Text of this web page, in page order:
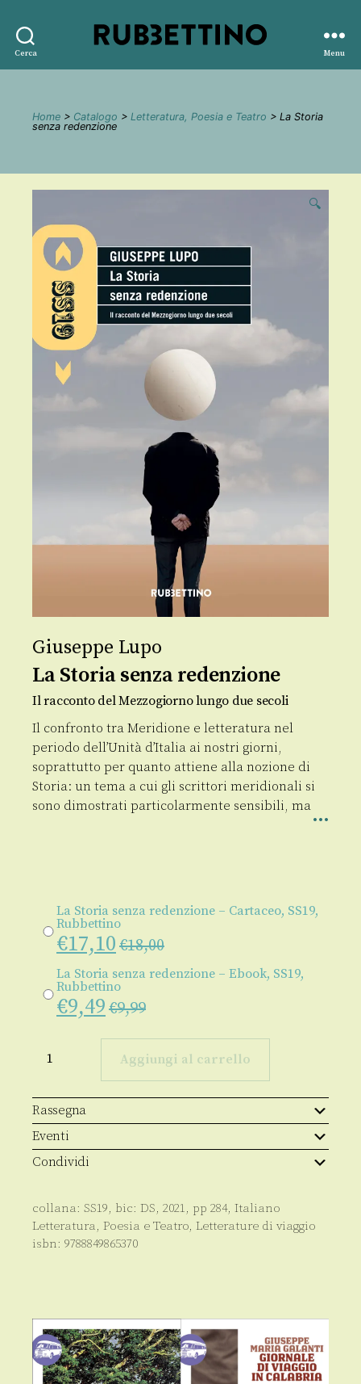
Cerca
editore
Menu
Home > Catalogo > Letteratura, Poesia e Teatro > La Storia
senza redenzione
🔍
Giuseppe Lupo
La Storia senza redenzione
Il racconto del Mezzogiorno lungo due secoli
Il confronto tra Meridione e letteratura nel
periodo dell’Unità d’Italia ai nostri giorni,
soprattutto per quanto attiene alla nozione di
Storia: un tema a cui gli scrittori meridionali si
sono dimostrati particolarmente sensibili, ma
La Storia senza redenzione – Cartaceo, SS19,
Rubbettino
€17,10 €18,00
La Storia senza redenzione – Ebook, SS19,
Rubbettino
€9,49 €9,99
Storia
quantità
Aggiungi al carrello
Rassegna
Eventi
Condividi
collana: SS19, bic: DS, 2021, pp 284, Italiano
Letteratura, Poesia e Teatro, Letterature di viaggio
isbn: 9788849865370